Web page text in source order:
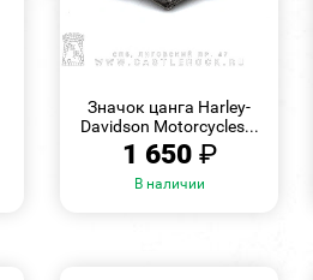
Значок цанга Harley-
Davidson Motorcycles...
1 650 ₽
В наличии